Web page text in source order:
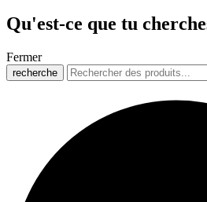
Qu'est-ce que tu
Fermer
recherche